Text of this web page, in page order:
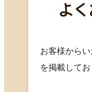
お客様から
を掲載してお